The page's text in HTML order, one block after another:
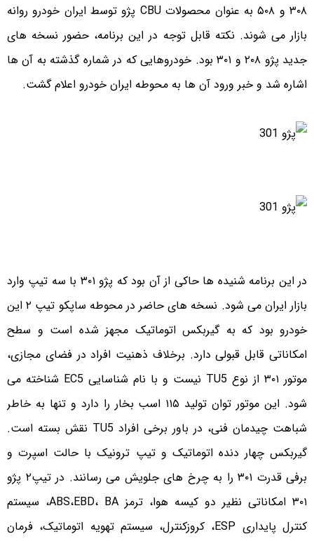
۳۰۸ و ۵۰۸ به عنوان محصولات CBU پژو توسط ایران خودرو روانه
بازار می شوند. نکته قابل توجه در این برنامه، حضور نسخه های
جدید پژو ۲۰۸ و ۳۰۱ بود. خودروهایی که در شماره گذشته به آن ها
اشاره شد و خبر ورود آن ها به محوطه ایران خودرو اعلام گشت.
در این برنامه شنیده ها حاکی از آن بود که پژو ۳۰۱ با سه تیپ وارد
بازار ایران می شود. نسخه های حاضر در محوطه ساپکو تیپ ۲ این
خودرو بود که به گیربکس اتوماتیک مجهز شده است و سطح
امکاناتی قابل قبولی دارد. برخلاف ذهنیت افراد در فضای مجازی،
موتور ۳۰۱ از نوع TU5 نیست و با نام شناسایی EC5 شناخته می
شود. این موتور توان تولید ۱۱۵ اسب بخار را دارد و تنها به خاطر
شباهت چیدمان فنی، در باور برخی افراد TU5 نقش بسته است.
گیربکس چهار دنده اتوماتیک و تیپ ترونیک با حالت اسپرت و
برفی قدرت ۳۰۱ را به چرخ های جلویش می رسانند. در تیپ۲ پژو
۳۰۱ امکاناتی نظیر دو کیسه هوا، ترمز ABS،EBD، BA، سیستم
کنترل پایداری ESP، کروزکنترل، سیستم تهویه اتوماتیک، فرمان